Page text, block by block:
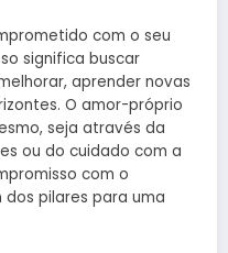
com o seu
significa buscar
aprender novas
O amor-próprio
seja através da
ou do cuidado com a
com o
pilares para uma